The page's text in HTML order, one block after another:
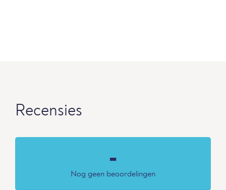
Recensies
-
Nog geen beoordelingen